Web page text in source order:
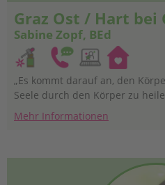
Graz Ost / Hart bei
Sabine Zopf, BEd
„Es kommt darauf an, den
Seele durch den Körper zu
Mehr Informationen